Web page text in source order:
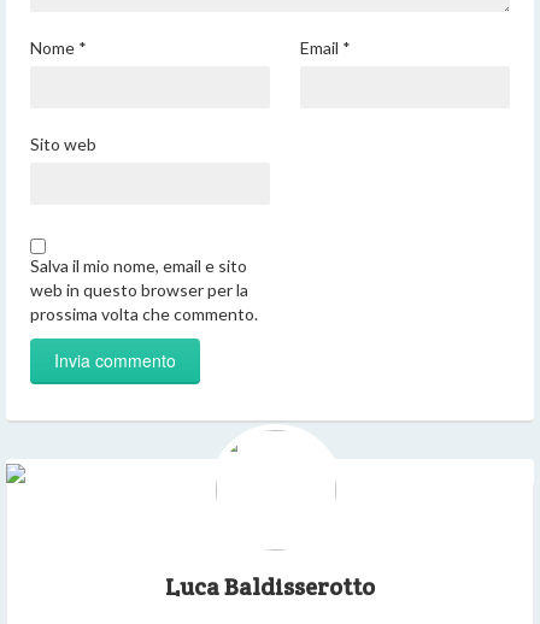
Nome * Email *
Sito web
Salva il mio nome, email e sito
web in questo browser per la
prossima volta che commento.
Luca Baldisserotto